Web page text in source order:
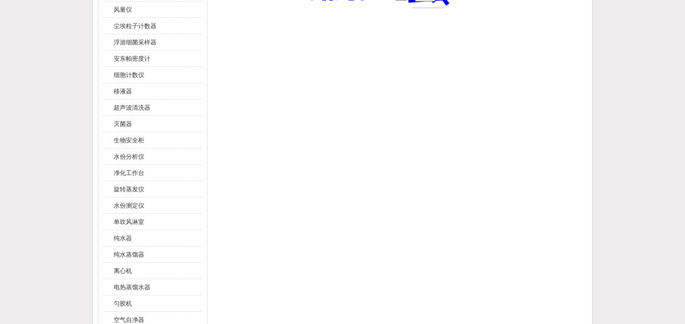
风量仪
尘埃粒子计数器
浮游细菌采样器
安东帕密度计
细胞计数仪
移液器
超声波清洗器
灭菌器
生物安全柜
水份分析仪
净化工作台
旋转蒸发仪
水份测定仪
单吹风淋室
纯水器
纯水蒸馏器
离心机
电热蒸馏水器
匀胶机
空气自净器